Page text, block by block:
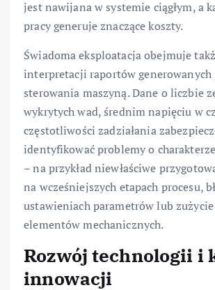
jest nawijana w systemie ciągłym, a
pracy generuje znaczące koszty.
Świadoma eksploatacja obejmuje
interpretacji raportów generowanych
sterowania maszyną. Dane o liczbie
wykrytych wad, średnim napięciu w
częstotliwości zadziałania
identyfikować problemy o
– na przykład niewłaściwe
na wcześniejszych etapach procesu,
ustawieniach parametrów lub
elementów mechanicznych.
Rozwój technologii i
innowacji